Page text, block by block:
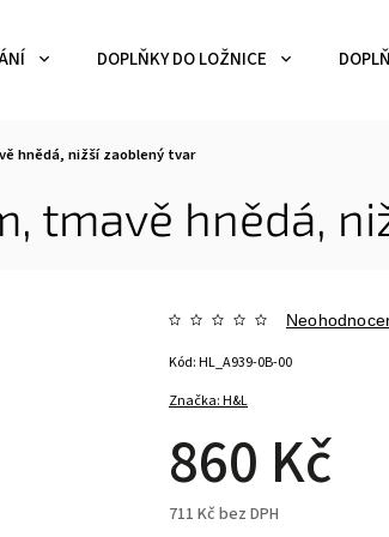
DOPLŇKY DO LOŽNICE
hnědá, nižší zaoblený tvar
tmavě hnědá,
Značka:H&L
860 Kč
711 Kč bez DPH
Kód:HL_A939-0B-00